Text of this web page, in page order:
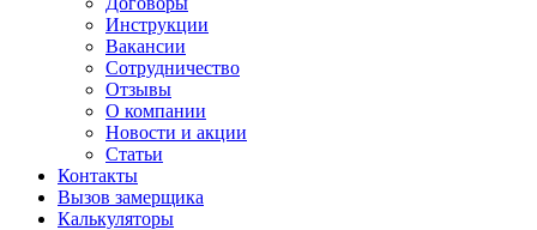
Инструкции
Вакансии
Сотрудничество
Отзывы
О компании
Новости и акции
Статьи
Контакты
Вызов замерщика
Калькуляторы